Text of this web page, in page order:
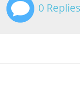
0 Replies